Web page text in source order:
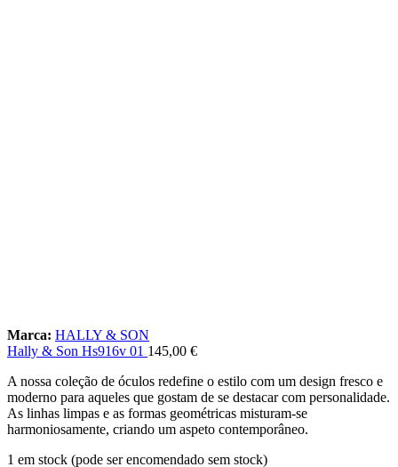
Marca: HALLY & SON
Hally & Son Hs916v 01 145,00 €
A nossa coleção de óculos redefine o estilo com um design fresco e
moderno para aqueles que gostam de se destacar com personalidade.
As linhas limpas e as formas geométricas misturam-se
harmoniosamente, criando um aspeto contemporâneo.
1 em stock (pode ser encomendado sem stock)